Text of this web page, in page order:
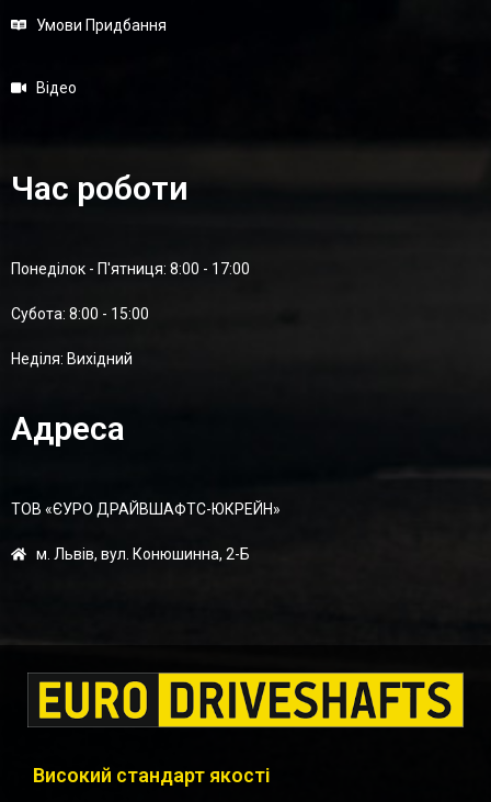
Умови Придбання
Відео
Час роботи
Понеділок - П'ятниця: 8:00 - 17:00
Суботa: 8:00 - 15:00
Неділя: Вихідний
Адреса
ТОВ «ЄУРО ДРАЙВШАФТC-ЮКРЕЙН»
м. Львів, вул. Конюшинна, 2-Б
Високий стандарт якості